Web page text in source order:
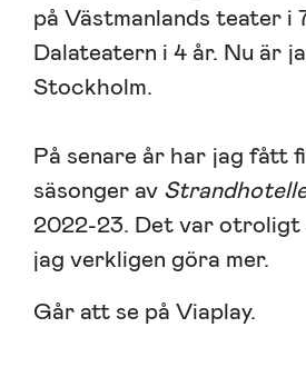
på Västmanlands teater i
Dalateatern i 4 år. Nu är
Stockholm.
På senare år har jag fått
säsonger av
2022-23. Det var
jag verkligen göra mer.
Går att se på Viaplay.